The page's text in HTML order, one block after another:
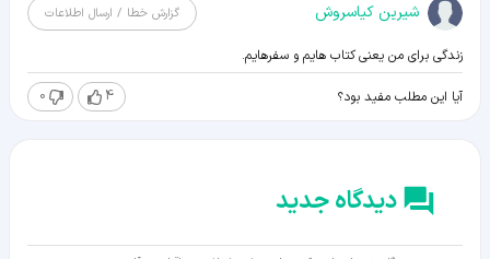
شیرین کیاسروش گزارش خطا / ارسال اطلاعات
زندگی برای من یعنی کتاب هایم و سفرهایم.
آیا این مطلب مفید بود؟ 4
0
دیدگاه جدید